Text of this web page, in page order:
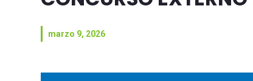
marzo 9, 2026